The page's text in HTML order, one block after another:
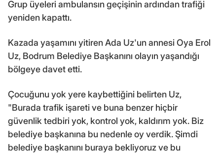
Grup üyeleri ambulansın geçişinin ardından trafiği
yeniden kapattı.
Kazada yaşamını yitiren Ada Uz'un annesi Oya Erol
Uz, Bodrum Belediye Başkanını olayın yaşandığı
bölgeye davet etti.
Çocuğunu yok yere kaybettiğini belirten Uz,
"Burada trafik işareti ve buna benzer hiçbir
güvenlik tedbiri yok, kontrol yok, kaldırım yok. Biz
belediye başkanına bu nedenle oy verdik. Şimdi
belediye başkanını buraya bekliyoruz ve bu